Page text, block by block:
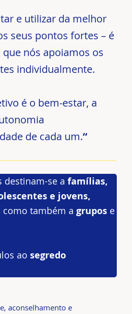
e utilizar da melhor
seus pontos fortes – é
nós apoiamos os
individualmente.
é o bem-estar, a
de cada um.“
destinam-se a famílias,
e jovens,
como também a grupos e
ao segredo
aconselhamento e